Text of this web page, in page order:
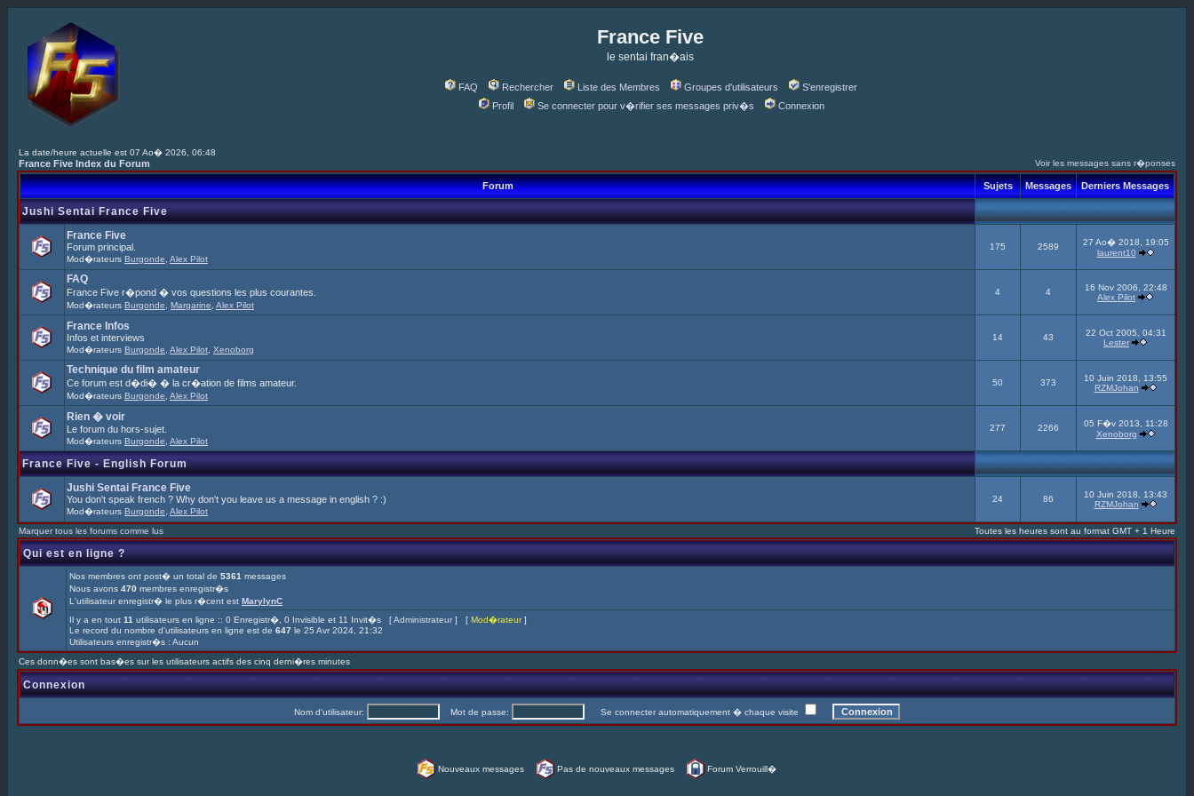
France Five
le sentai fran�ais
FAQ Rechercher Liste des Membres Groupes d'utilisateurs
S'enregistrer
Profil
Se connecter pour v�rifier ses messages priv�s Connexion
La date/heure actuelle est 07 Ao� 2026, 06:48
France Five Index du Forum Voir les messages sans r�ponses
Forum Sujets Messages Derniers Messages
Jushi Sentai France Five
France Five
Forum principal.
Mod�rateurs Burgonde Alex Pilot
175 2589
27 Ao� 2018, 19:05
laurent10
FAQ
France Five r�pond � vos questions les plus courantes.
Mod�rateurs Burgonde Margarine Alex Pilot
4 4
16 Nov 2006, 22:48
Alex Pilot
France Infos
Infos et interviews
Mod�rateurs Burgonde Alex Pilot Xenoborg
14 43
22 Oct 2005, 04:31
Lester
Technique du film amateur
Ce forum est d�di� � la cr�ation de films amateur.
Mod�rateurs Burgonde Alex Pilot
50 373
10 Juin 2018, 13:55
RZMJohan
Rien � voir
Le forum du hors-sujet.
Mod�rateurs Burgonde Alex Pilot
277 2266
05 F�v 2013, 11:28
Xenoborg
France Five - English Forum
Jushi Sentai France Five
You don't speak french ? Why don't you leave us a message in english ? :)
Mod�rateurs Burgonde Alex Pilot
24 86
10 Juin 2018, 13:43
RZMJohan
Marquer tous les forums comme lus Toutes les heures sont au format GMT + 1 Heure
Qui est en ligne ?
Nos membres ont post� un total de 5361 messages
Nous avons 470 membres enregistr�s
L'utilisateur enregistr� le plus r�cent est MarylynC
Il y a en tout 11 utilisateurs en ligne :: 0 Enregistr�, 0 Invisible et 11 Invit�s [Administrateur] [ Mod�rateur]
Le record du nombre d'utilisateurs en ligne est de 647 le 25 Avr 2024, 21:32
Utilisateurs enregistr�s : Aucun
Ces donn�es sont bas�es sur les utilisateurs actifs des cinq derni�res minutes
Connexion
Nom d'utilisateur: Mot de passe: Se connecter automatiquement � chaque visite
Nouveaux messages Pas de nouveaux messages Forum Verrouill�